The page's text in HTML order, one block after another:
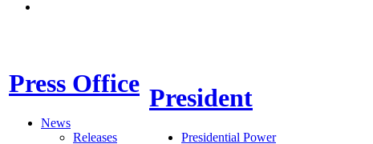
Press Office
News
Releases
President
Presidential Power